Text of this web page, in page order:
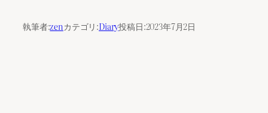
執筆者:zenカテゴリ:Diary投稿日:2023年7月2日